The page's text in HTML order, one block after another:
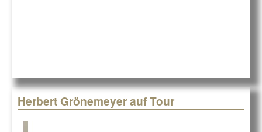
Herbert Grönemeyer auf Tour